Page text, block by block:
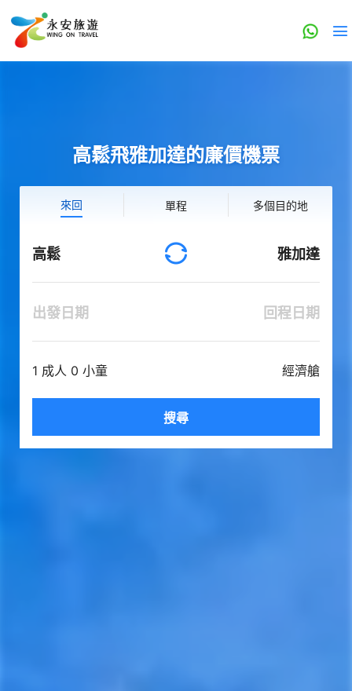
高鬆飛雅加達的廉價機票
來回 單程 多個目的地
高鬆 雅加達
出發日期 回程日期
1 成人 0 小童 經濟艙
搜尋